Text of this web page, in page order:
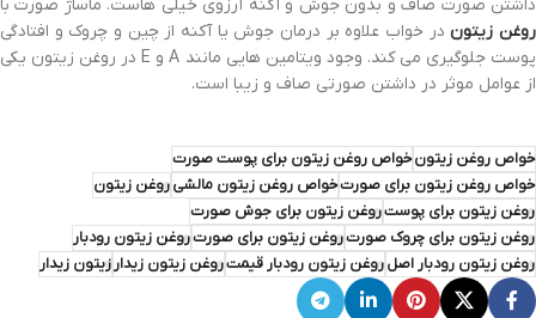
داشتن صورت صاف و بدون جوش و آکنه آرزوی خیلی هاست. ماساژ صورت با
روغن زیتوندر خواب علاوه بر درمان جوش یا آکنه از چین و چروک و افتادگی
پوست جلوگیری می کند. وجود ویتامین هایی مانند A و E در روغن زیتون یکی
از عوامل موثر در داشتن صورتی صاف و زیبا است.
خواص روغن زیتونخواص روغن زیتون برای پوست صورت
خواص روغن زیتون برای صورتخواص روغن زیتون مالشیروغن زیتون
روغن زیتون برای پوستروغن زیتون برای جوش صورت
روغن زیتون برای چروک صورتروغن زیتون برای صورتروغن زیتون رودبار
روغن زیتون رودبار اصلروغن زیتون رودبار قیمتروغن زیتون زیدارزیتون زیدار